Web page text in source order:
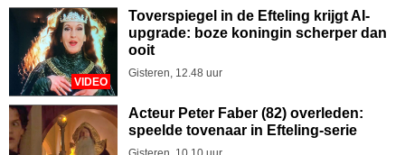
VIDEO
Toverspiegel in de Efteling krijgt AI-
upgrade: boze koningin scherper dan
ooit
Gisteren, 12.48 uur
Acteur Peter Faber (82) overleden:
speelde tovenaar in Efteling-serie